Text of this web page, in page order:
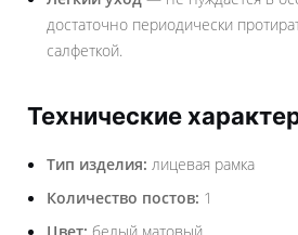
достаточно периодически
салфеткой.
Технические
Тип изделия: лицевая рамка
Количество постов: 1